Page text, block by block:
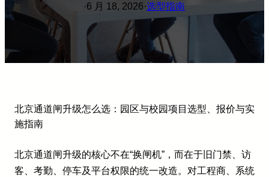
·6 月 18, 2026·选型指南
北京通道闸升级怎么选：园区与校园项目选型、报价与实
施指南
北京通道闸升级的核心不在“换闸机”，而在于旧门禁、访
客、考勤、停车及平台权限的统一改造。对工程商、系统